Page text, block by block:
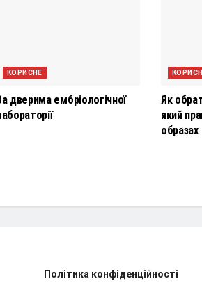
КОРИСНЕ
дверима ембріологічної
Як
який
образах
Політика конфіденційності